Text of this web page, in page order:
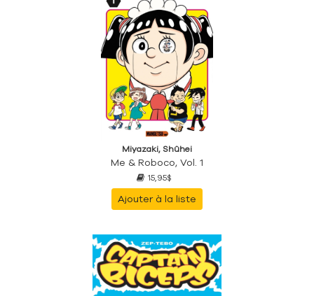
Miyazaki, Shûhei
Me & Roboco, Vol. 1
15,95$
Ajouter à la liste